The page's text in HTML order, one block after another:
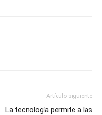
Artículo siguiente
La tecnología permite a las